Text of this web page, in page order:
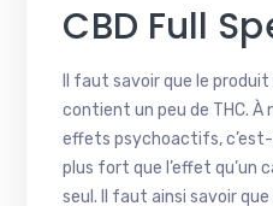
CBD Full
Il faut savoir que le
contient un peu de THC. À
effets psychoactifs,
plus fort que l’effet qu’un
seul. Il faut ainsi savoir